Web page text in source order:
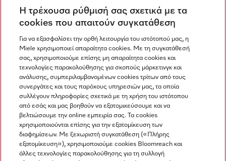
Ανακαλύψτε τα Miele Experience Center
Newsletter
Miele στο Instagram
Miele στο Facebook
Miele στο Youtube
Η τρέχουσα ρύθμισή σας σχετικά με τα
cookies που απαιτούν συγκατάθεση
Για να εξασφαλίσει την ορθή λειτουργία του ιστότοπού μας, η
Miele χρησιμοποιεί απαραίτητα cookies. Με τη συγκατάθεσή
σας, χρησιμοποιούμε επίσης μη απαραίτητα cookies και
τεχνολογίες παρακολούθησης για σκοπούς μάρκετινγκ και
ανάλυσης, συμπεριλαμβανομένων cookies τρίτων από τους
συνεργάτες και τους παρόχους υπηρεσιών μας, τα οποία
συλλέγουν πληροφορίες σχετικά με τη χρήση του ιστότοπου
από εσάς και μας βοηθούν να εξατομικεύσουμε και να
βελτιώσουμε την online εμπειρία σας. Τα cookies
χρησιμοποιούνται επίσης για την εξατομίκευση των
διαφημίσεων. Με ξεχωριστή συγκατάθεση («Πλήρης
εξατομίκευση»), χρησιμοποιούμε cookies Bloomreach και
άλλες τεχνολογίες παρακολούθησης για τη συλλογή